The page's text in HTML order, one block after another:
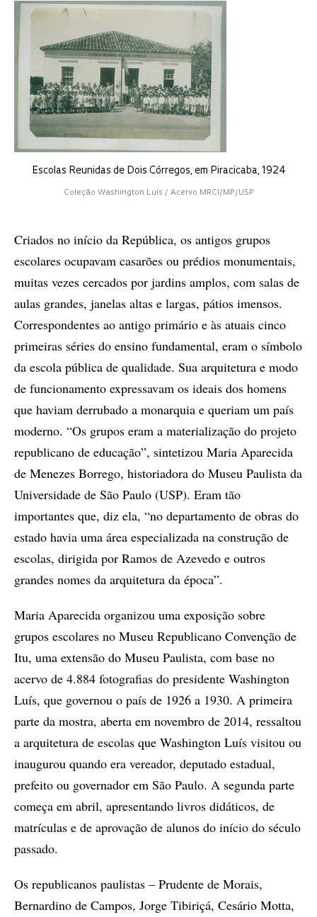
Escolas Reunidas de Dois Córregos, em Piracicaba, 1924
Coleção Washington Luís / Acervo MRCI/MP/USP
Criados no início da República, os antigos grupos
escolares ocupavam casarões ou prédios monumentais,
muitas vezes cercados por jardins amplos, com salas de
aulas grandes, janelas altas e largas, pátios imensos.
Correspondentes ao antigo primário e às atuais cinco
primeiras séries do ensino fundamental, eram o símbolo
da escola pública de qualidade. Sua arquitetura e modo
de funcionamento expressavam os ideais dos homens
que haviam derrubado a monarquia e queriam um país
moderno. “Os grupos eram a materialização do projeto
republicano de educação”, sintetizou Maria Aparecida
de Menezes Borrego, historiadora do Museu Paulista da
Universidade de São Paulo (USP). Eram tão
importantes que, diz ela, “no departamento de obras do
estado havia uma área especializada na construção de
escolas, dirigida por Ramos de Azevedo e outros
grandes nomes da arquitetura da época”.
Maria Aparecida organizou uma exposição sobre
grupos escolares no Museu Republicano Convenção de
Itu, uma extensão do Museu Paulista, com base no
acervo de 4.884 fotografias do presidente Washington
Luís, que governou o país de 1926 a 1930. A primeira
parte da mostra, aberta em novembro de 2014, ressaltou
a arquitetura de escolas que Washington Luís visitou ou
inaugurou quando era vereador, deputado estadual,
prefeito ou governador em São Paulo. A segunda parte
começa em abril, apresentando livros didáticos, de
matrículas e de aprovação de alunos do início do século
passado.
Os republicanos paulistas – Prudente de Morais,
Bernardino de Campos, Jorge Tibiriçá, Cesário Motta,